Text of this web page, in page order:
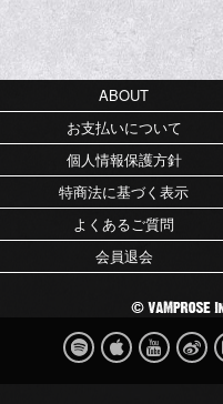
ABOUT
お支払いについて
個人情報保護方針
特商法に基づく表示
よくあるご質問
会員退会